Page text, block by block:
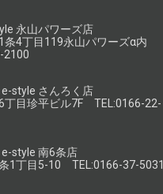
永山パワーズ店
条4丁目119永山パワーズα内
2100
e-style さんろく店
丁目珍平ビル7F TEL:0166-22-
e-style 南6条店
1丁目5-10 TEL:0166-37-5031